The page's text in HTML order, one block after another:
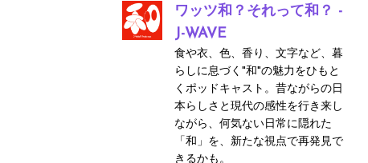
ワッツ和？それって和？ -
J-WAVE
食や衣、色、香り、文字など、暮
らしに息づく"和"の魅力をひもと
くポッドキャスト。昔ながらの日
本らしさと現代の感性を行き来し
ながら、何気ない日常に隠れた
「和」を、新たな視点で再発見で
きるかも。